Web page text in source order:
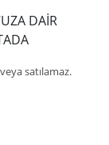
satılamaz.